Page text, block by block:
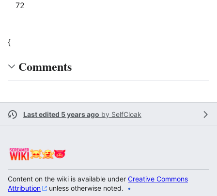
72
{
Comments
Last edited 5 years ago by SelfCloak
Content on the wiki is available under Creative Commons
Attribution
unless otherwise noted.